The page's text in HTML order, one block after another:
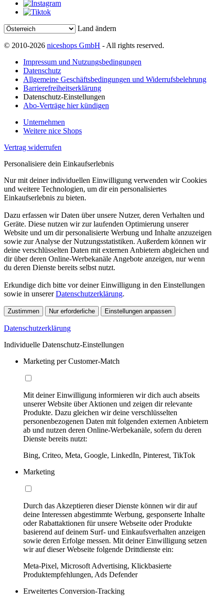
Land ändern
© 2010-2026 niceshops GmbH - All rights reserved.
Impressum und Nutzungsbedingungen
Datenschutz
Allgemeine Geschäftsbedingungen und Widerrufsbelehrung
Barrierefreiheitserklärung
Datenschutz-Einstellungen
Abo-Verträge hier kündigen
Unternehmen
Weitere nice Shops
Vertrag widerrufen
Personalisiere dein Einkaufserlebnis
Nur mit deiner individuellen Einwilligung verwenden wir Cookies
und weitere Technologien, um dir ein personalisiertes
Einkaufserlebnis zu bieten.
Dazu erfassen wir Daten über unsere Nutzer, deren Verhalten und
Geräte. Diese nutzen wir zur laufenden Optimierung unserer
Website und um dir personalisierte Werbung und Inhalte anzuzeigen
sowie zur Analyse der Nutzungsstatistiken. Außerdem können wir
deine verschlüsselten Daten mit externen Anbietern abgleichen und
dir über deren Online-Werbekanäle Angebote anzeigen, nur wenn
du deren Dienste bereits selbst nutzt.
Erkundige dich bitte vor deiner Einwilligung in den Einstellungen
sowie in unsererDatenschutzerklärung.
Zustimmen Nur erforderliche Einstellungen anpassen
Datenschutzerklärung
Individuelle Datenschutz-Einstellungen
Marketing per Customer-Match
Mit deiner Einwilligung informieren wir dich auch abseits
unserer Website über Aktionen und zeigen dir relevante
Produkte. Dazu gleichen wir deine verschlüsselten
personenbezogenen Daten mit folgenden externen Anbietern
ab und nutzen deren Online-Werbekanäle, sofern du deren
Dienste bereits nutzt:
Bing, Criteo, Meta, Google, LinkedIn, Pinterest, TikTok
Marketing
Durch das Akzeptieren dieser Dienste können wir dir auf
deine Interessen abgestimmte Werbung, gesponserte Inhalte
oder Rabattaktionen für unsere Webseite oder Produkte
basierend auf deinem Surf- und Einkaufsverhalten anzeigen
sowie deren Erfolge messen. Mit deiner Einwilligung setzen
wir auf dieser Webseite folgende Drittdienste ein:
Meta-Pixel, Microsoft Advertising, Klickbasierte
Produktempfehlungen, Ads Defender
Erweitertes Conversion-Tracking